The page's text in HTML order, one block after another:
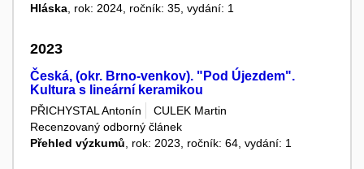
Hláska , rok: 2024, ročník: 35, vydání: 1
2023
Česká, (okr. Brno-venkov). "Pod Újezdem".
Kultura s lineární keramikou
PŘICHYSTAL Antonín
CULEK Martin
Recenzovaný odborný článek
Přehled výzkumů , rok: 2023, ročník: 64, vydání: 1